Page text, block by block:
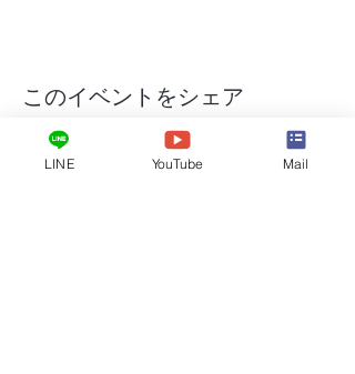
このイベントをシェア
LINE YouTube Mail